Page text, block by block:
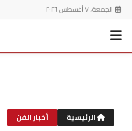
الجمعة، ٧ أغسطس ٢٠٢٦
الرئيسية أخبار الفن